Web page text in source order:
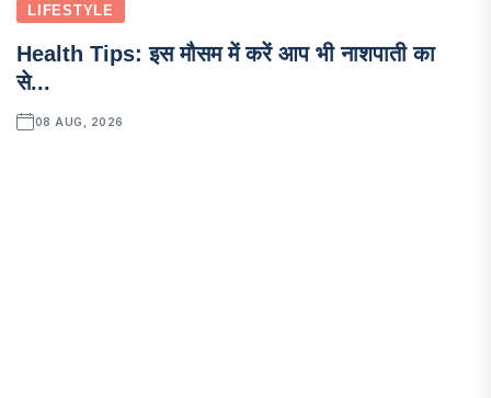
LIFESTYLE
Health Tips: इस मौसम में करें आप भी नाशपाती का
से...
08 AUG, 2026